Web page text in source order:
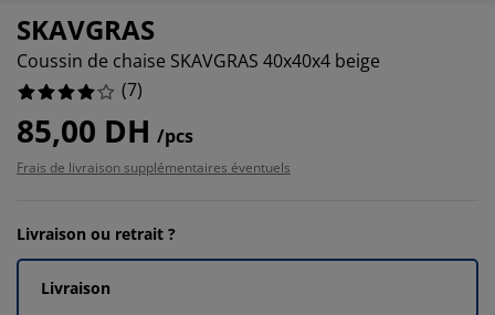
SKAVGRAS
Coussin de chaise SKAVGRAS 40x40x4 beige
(7)
85,00 DH /pcs
Frais de livraison supplémentaires éventuels
Livraison ou retrait ?
Livraison